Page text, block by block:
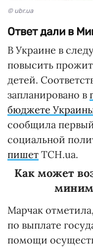
© ubr.ua
Ответ дали в
В Украине в
повысить
детей.
запланировано в
бюджете
сообщила
социальной
пишет ТСН.ua.
Как может
Марчак
по выплате
помощи